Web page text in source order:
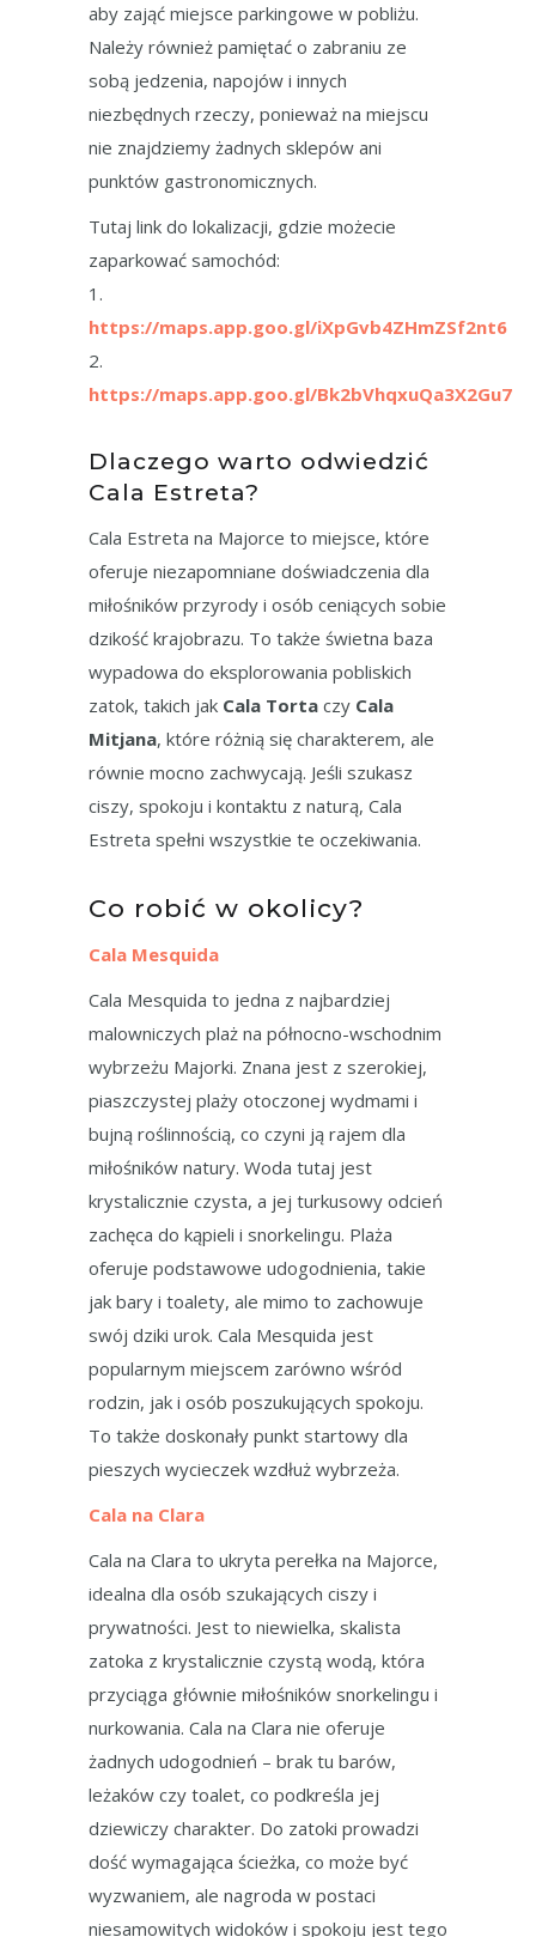
aby zająć miejsce parkingowe w pobliżu.
Należy również pamiętać o zabraniu ze
sobą jedzenia, napojów i innych
niezbędnych rzeczy, ponieważ na miejscu
nie znajdziemy żadnych sklepów ani
punktów gastronomicznych.
Tutaj link do lokalizacji, gdzie możecie
zaparkować samochód:
1.
https://maps.app.goo.gl/iXpGvb4ZHmZSf2nt6
2.
https://maps.app.goo.gl/Bk2bVhqxuQa3X2Gu7
Dlaczego warto odwiedzić
Cala Estreta?
Cala Estreta na Majorce to miejsce, które
oferuje niezapomniane doświadczenia dla
miłośników przyrody i osób ceniących sobie
dzikość krajobrazu. To także świetna baza
wypadowa do eksplorowania pobliskich
zatok, takich jak Cala Torta czy Cala
Mitjana, które różnią się charakterem, ale
równie mocno zachwycają. Jeśli szukasz
ciszy, spokoju i kontaktu z naturą, Cala
Estreta spełni wszystkie te oczekiwania.
Co robić w okolicy?
Cala Mesquida
Cala Mesquida to jedna z najbardziej
malowniczych plaż na północno-wschodnim
wybrzeżu Majorki. Znana jest z szerokiej,
piaszczystej plaży otoczonej wydmami i
bujną roślinnością, co czyni ją rajem dla
miłośników natury. Woda tutaj jest
krystalicznie czysta, a jej turkusowy odcień
zachęca do kąpieli i snorkelingu. Plaża
oferuje podstawowe udogodnienia, takie
jak bary i toalety, ale mimo to zachowuje
swój dziki urok. Cala Mesquida jest
popularnym miejscem zarówno wśród
rodzin, jak i osób poszukujących spokoju.
To także doskonały punkt startowy dla
pieszych wycieczek wzdłuż wybrzeża.
Cala na Clara
Cala na Clara to ukryta perełka na Majorce,
idealna dla osób szukających ciszy i
prywatności. Jest to niewielka, skalista
zatoka z krystalicznie czystą wodą, która
przyciąga głównie miłośników snorkelingu i
nurkowania. Cala na Clara nie oferuje
żadnych udogodnień – brak tu barów,
leżaków czy toalet, co podkreśla jej
dziewiczy charakter. Do zatoki prowadzi
dość wymagająca ścieżka, co może być
wyzwaniem, ale nagroda w postaci
niesamowitych widoków i spokoju jest tego